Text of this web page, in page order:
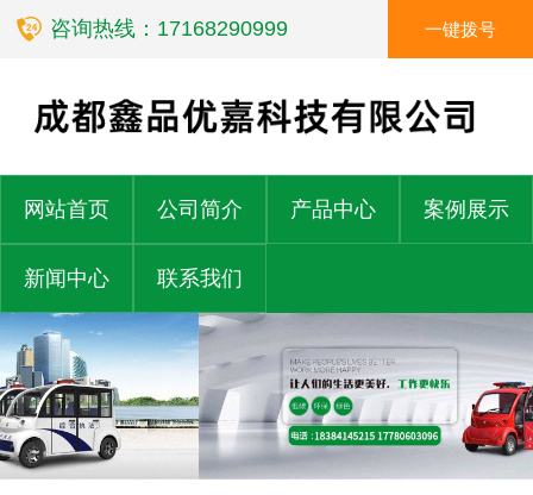
咨询热线：17168290999 一键拨号
网站首页 公司简介 产品中心 案例展示
新闻中心 联系我们